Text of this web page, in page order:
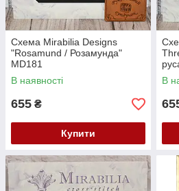
Схема Mirabilia Designs
"Rosamund / Розамунда"
MD181
В наявності
655 ₴
Купити
В